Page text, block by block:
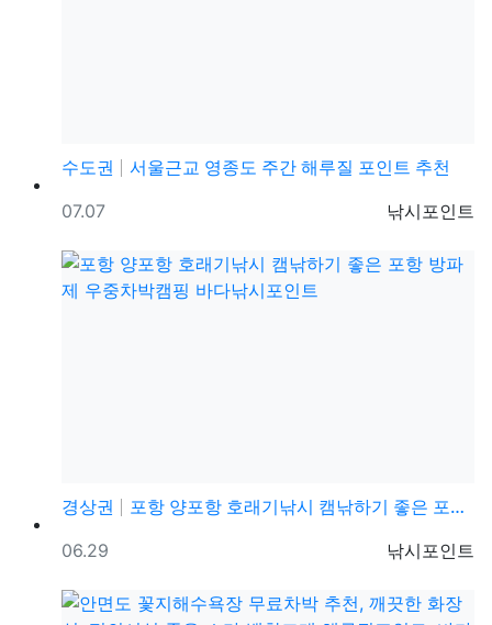
수도권
서울근교 영종도 주간 해루질 포인트 추천
등록자
낚시포인트
등록일
07.07
경상권
포항 양포항 호래기낚시 캠낚하기 좋은 포항 방파제 우중…
등록자
낚시포인트
등록일
06.29